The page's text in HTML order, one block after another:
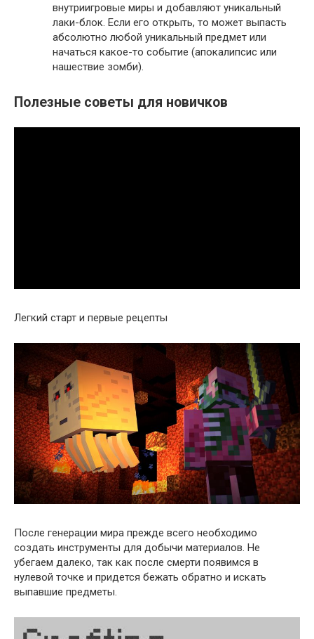
внутриигровые миры и добавляют уникальный
лаки-блок. Если его открыть, то может выпасть
абсолютно любой уникальный предмет или
начаться какое-то событие (апокалипсис или
нашествие зомби).
Полезные советы для новичков
Легкий старт и первые рецепты
После генерации мира прежде всего необходимо
создать инструменты для добычи материалов. Не
убегаем далеко, так как после смерти появимся в
нулевой точке и придется бежать обратно и искать
выпавшие предметы.